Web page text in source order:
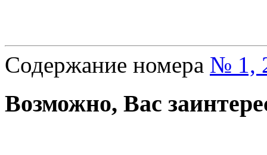
Содержание номера № 1,
Возможно, Вас